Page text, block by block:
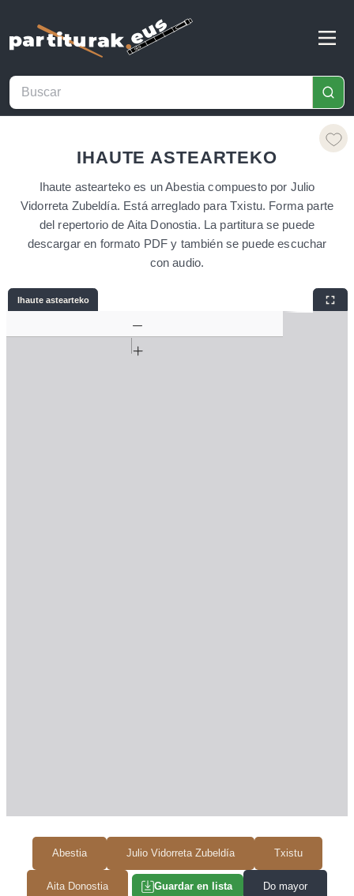
IHAUTE ASTEARTEKO
Abestia Julio Vidorreta Zubeldía Txistu
Aita Donostia Guardar en lista Do mayor
Ihaute astearteko es un Abestia compuesto por Julio
Vidorreta Zubeldía. Está arreglado para Txistu. Forma parte
del repertorio de Aita Donostia. La partitura se puede
descargar en formato PDF y también se puede escuchar
con audio.
Ihaute astearteko